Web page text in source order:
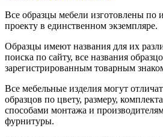
Все образцы мебели изготовлены по
проекту в единственном экземпляре.
Образцы имеют названия для их
поиска по сайту, все названия
зарегистрированным товарным
Все мебельные изделия могут
образцов по цвету, размеру,
способами монтажа и
фурнитуры.